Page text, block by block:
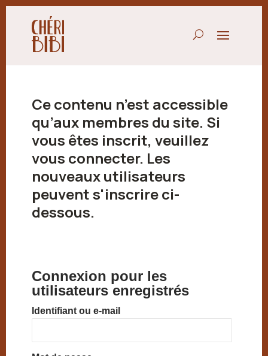
Ce contenu n’est accessible
qu’aux membres du site. Si
vous êtes inscrit, veuillez
vous connecter. Les
nouveaux utilisateurs
peuvent s'inscrire ci-
dessous.
Connexion pour les
utilisateurs enregistrés
Identifiant ou e-mail